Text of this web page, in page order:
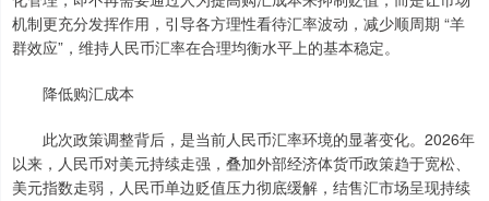
机制更充分发挥作用，引导各方理性看待汇率波动，减少顺周期 “羊
群效应”，维持人民币汇率在合理均衡水平上的基本稳定。
降低购汇成本
此次政策调整背后，是当前人民币汇率环境的显著变化。2026年
以来，人民币对美元持续走强，叠加外部经济体货币政策趋于宽松、
美元指数走弱，人民币单边贬值压力彻底缓解，结售汇市场呈现持续